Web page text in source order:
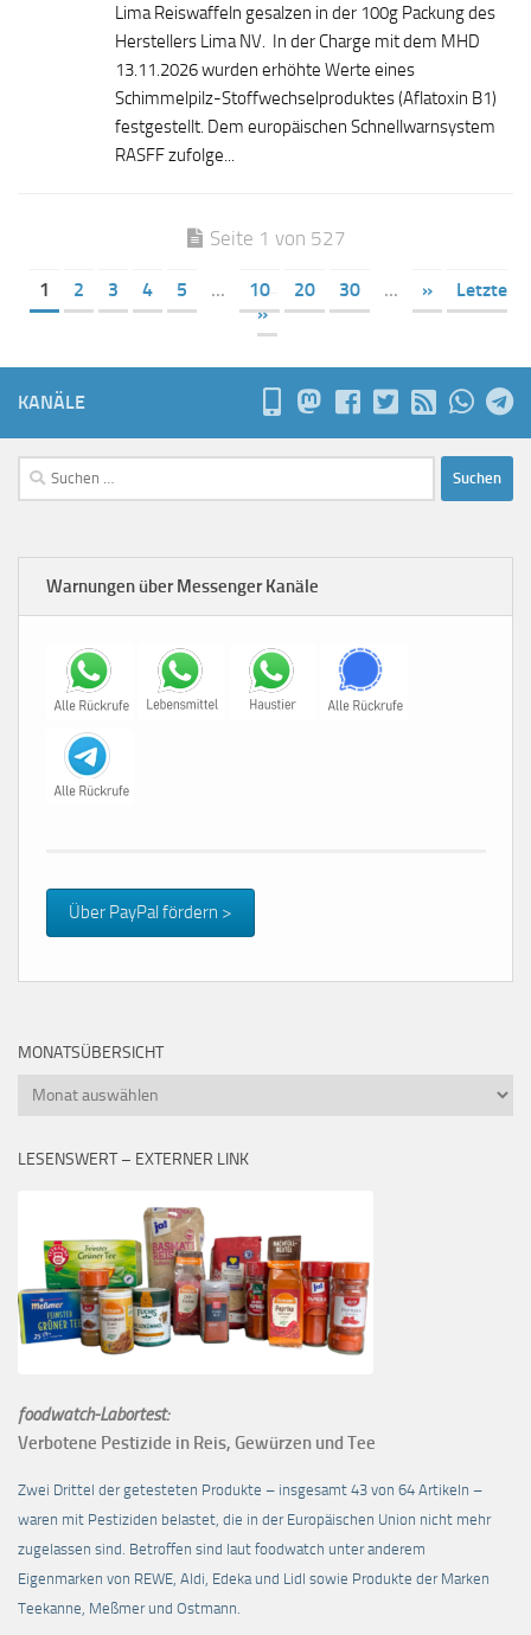
Lima Reiswaffeln gesalzen in der 100g Packung des
Herstellers Lima NV. In der Charge mit dem MHD
13.11.2026 wurden erhöhte Werte eines
Schimmelpilz-Stoffwechselproduktes (Aflatoxin B1)
festgestellt. Dem europäischen Schnellwarnsystem
RASFF zufolge...
Seite 1 von 527
1 2 3 4 5 ... 10 20 30 ... »
Letzte
»
KANÄLE
Suchen
nach:
Warnungen über Messenger Kanäle
Über PayPal fördern >
MONATSÜBERSICHT
Monatsübersicht
LESENSWERT – EXTERNER LINK
foodwatch-Labortest:
Verbotene Pestizide in Reis, Gewürzen und Tee
Zwei Drittel der getesteten Produkte – insgesamt 43 von 64 Artikeln –
waren mit Pestiziden belastet, die in der Europäischen Union nicht mehr
zugelassen sind. Betroffen sind laut foodwatch unter anderem
Eigenmarken von REWE, Aldi, Edeka und Lidl sowie Produkte der Marken
Teekanne, Meßmer und Ostmann.